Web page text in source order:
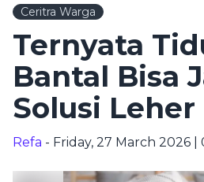
Ceritra Warga
Ternyata
Bantal Bisa
Solusi Leher
Refa - Friday, 27 March 2026 |